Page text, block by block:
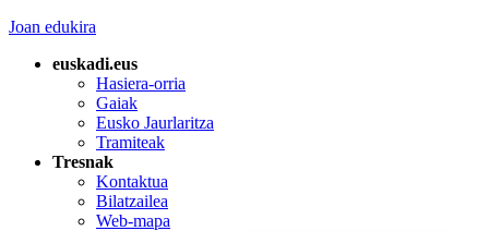
Joan edukira
euskadi.eus
Hasiera-orria
Gaiak
Eusko Jaurlaritza
Tramiteak
Tresnak
Kontaktua
Bilatzailea
Web-mapa